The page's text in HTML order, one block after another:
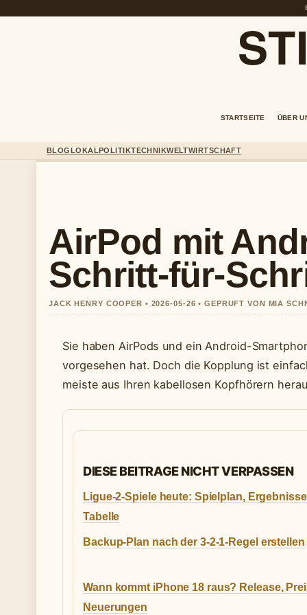
STARTSEITE ÜBER
BLOGLOKALPOLITIKTECHNIKWELTWIRTSCHAFT
AirPod mit
Schritt-für-
JACK HENRY COOPER • 2026-05-26 • GEPRUFT VON MIA
Sie haben AirPods und ein Android-
vorgesehen hat. Doch die Kopplung ist
meiste aus Ihren kabellosen Kopfhörern
DIESE BEITRAGE NICHT VERPASSEN
Ligue-2-Spiele heute: Spielplan,
Tabelle
Backup-Plan nach der 3-2-1-Regel erstellen
Wann kommt iPhone 18 raus? Release,
Neuerungen